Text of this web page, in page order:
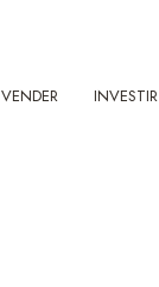
VENDER INVESTIR